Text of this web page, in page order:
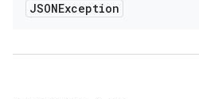
JSONException